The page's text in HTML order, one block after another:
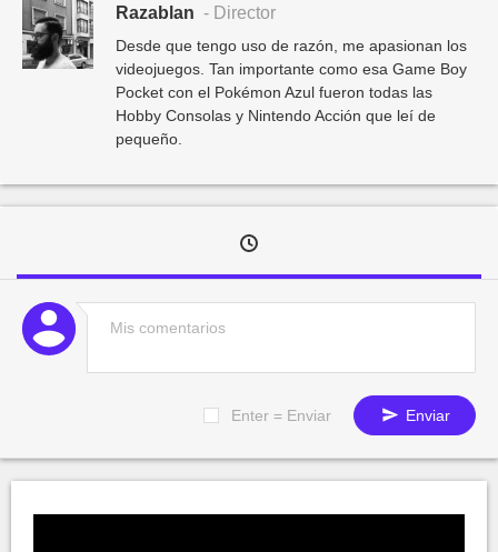
Razablan - Director
Desde que tengo uso de razón, me apasionan los
videojuegos. Tan importante como esa Game Boy
Pocket con el Pokémon Azul fueron todas las
Hobby Consolas y Nintendo Acción que leí de
pequeño.
Enter = Enviar Enviar